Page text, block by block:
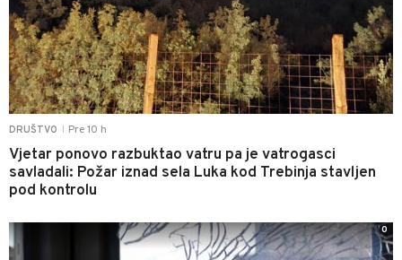
DRUŠTVO Pre 10 h
Vjetar ponovo razbuktao vatru pa je vatrogasci
savladali: Požar iznad sela Luka kod Trebinja stavljen
pod kontrolu
0